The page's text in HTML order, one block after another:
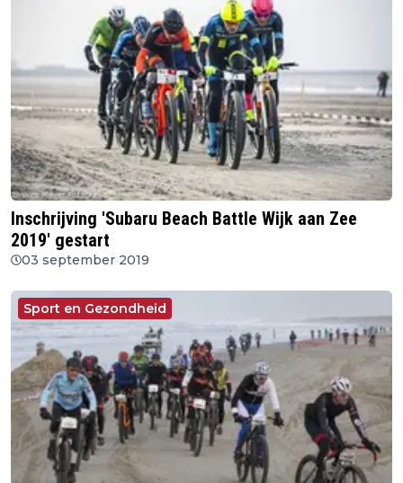
Inschrijving 'Subaru Beach Battle Wijk aan Zee
2019' gestart
03 september 2019
Sport en Gezondheid